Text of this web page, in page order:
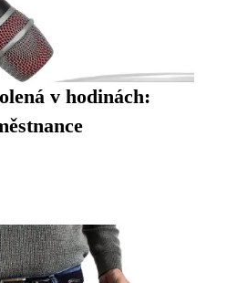
v hodinách: